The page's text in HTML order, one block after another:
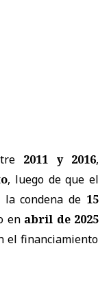
2011 y 2016,
, luego de que el
condena de 15
en abril de 2025
el financiamiento